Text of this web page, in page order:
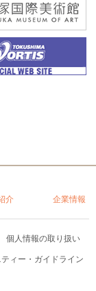
介 企業情報
個人情報の取り扱い
ィー・ガイドライン